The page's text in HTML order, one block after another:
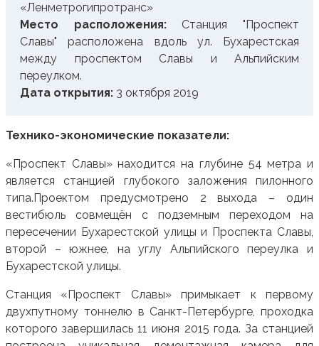
«Ленметрогипротранс»
Место расположения: Станция "Проспект
Славы" расположена вдоль ул. Бухарестская
между проспектом Славы и Альпийским
переулком.
Дата открытия: 3 октября 2019
Технико-экономические показатели:
«Проспект Славы» находится на глубине 54 метра и
является станцией глубокого заложения пилонного
типа.Проектом предусмотрено 2 выхода – один
вестибюль совмещён с подземным переходом на
пересечении Бухарестской улицы и Проспекта Славы,
второй – южнее, на углу Альпийского переулка и
Бухарестской улицы.
Станция «Проспект Славы» примыкает к первому
двухпутному тоннелю в Санкт-Петербурге, проходка
которого завершилась 11 июня 2015 года. За станцией